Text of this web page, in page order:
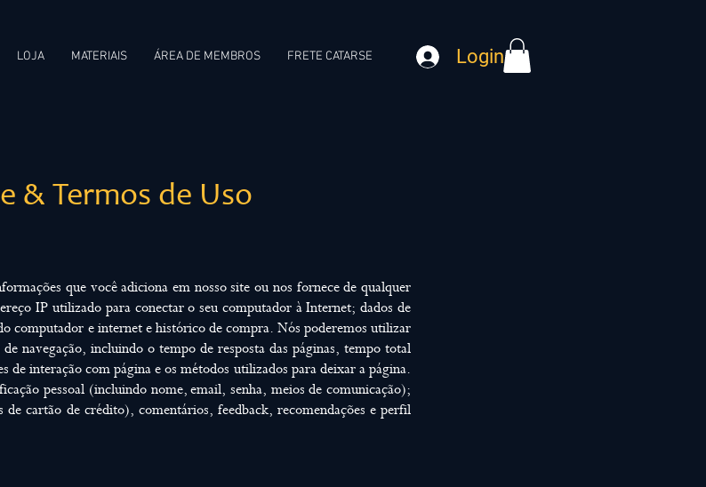
LOJA MATERIAIS ÁREA DE MEMBROS FRETE CATARSE Login
& Termos de Uso
que você adiciona em nosso site ou nos fornece de qualquer
IP utilizado para conectar o seu computador à Internet; dados de
computador e internet e histórico de compra. Nós poderemos utilizar
navegação, incluindo o tempo de resposta das páginas, tempo total
de interação com página e os métodos utilizados para deixar a página.
pessoal (incluindo nome, email, senha, meios de comunicação);
cartão de crédito), comentários, feedback, recomendações e perfil